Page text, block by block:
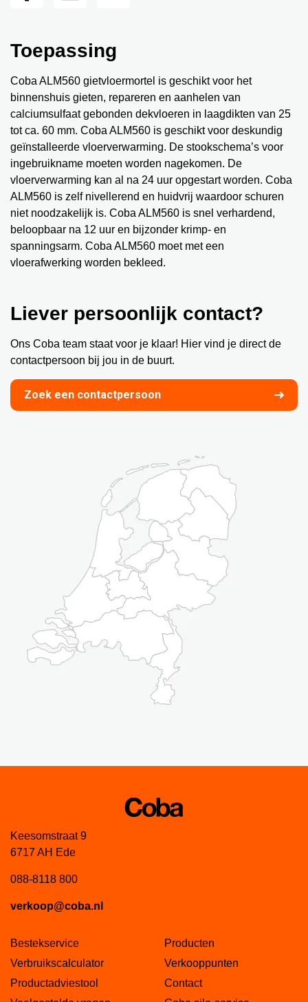
Toepassing
Coba ALM560 gietvloermortel is geschikt voor het
binnenshuis gieten, repareren en aanhelen van
calciumsulfaat gebonden dekvloeren in laagdikten van 25
tot ca. 60 mm. Coba ALM560 is geschikt voor deskundig
geïnstalleerde vloerverwarming. De stookschema’s voor
ingebruikname moeten worden nagekomen. De
vloerverwarming kan al na 24 uur opgestart worden. Coba
ALM560 is zelf nivellerend en huidvrij waardoor schuren
niet noodzakelijk is. Coba ALM560 is snel verhardend,
beloopbaar na 12 uur en bijzonder krimp- en
spanningsarm. Coba ALM560 moet met een
vloerafwerking worden bekleed.
Liever persoonlijk contact?
Ons Coba team staat voor je klaar! Hier vind je direct de
contactpersoon bij jou in de buurt.
Zoek een contactpersoon
Keesomstraat 9
6717 AH Ede
088-8118 800
verkoop@coba.nl
Bestekservice
Verbruikscalculator
Productadviestool
Producten
Verkooppunten
Contact